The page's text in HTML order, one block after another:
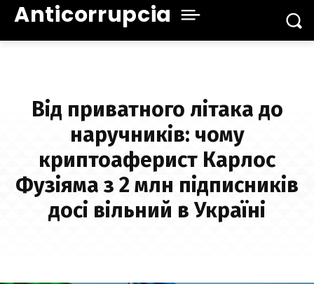
Anticorrupcia
Від приватного літака до
наручників: чому
криптоаферист Карлос
Фузіяма з 2 млн підписників
досі вільний в Україні